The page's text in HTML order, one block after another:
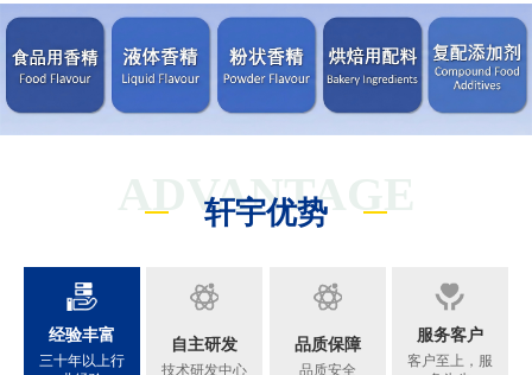
ADVANTAGE
轩宇优势
经验丰富
三十年以上行
自主研发
技术研发中心
品质保障
品质安全
服务客户
客户至上，服